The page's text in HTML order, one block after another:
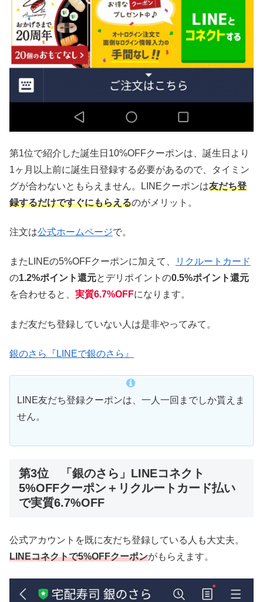
第1位で紹介した誕生日10%OFFクーポンは、誕生日より
1ヶ月以上前に誕生日登録する必要があるので、タイミン
グが合わないともらえません。LINEクーポンは友だち登
録するだけですぐにもらえるのがメリット。
注文は公式ホームページで。
またLINEの5%OFFクーポンに加えて、
リクルートカード
の1.2%ポイント還元とデリポイントの0.5%ポイント還元
を合わせると、 実質6.7%OFFになります。
まだ友だち登録していない人は是非やってみて。
銀のさら『LINEで銀のさら』
LINE友だち登録クーポンは、一人一回までしか貰えま
せん。
第3位 「銀のさら」LINEコネクト
5%OFFクーポン＋リクルートカード払い
で実質6.7%OFF
公式アカウントを既に友だち登録している人も大丈夫。
LINEコネクトで5%OFFクーポンがもらえます。